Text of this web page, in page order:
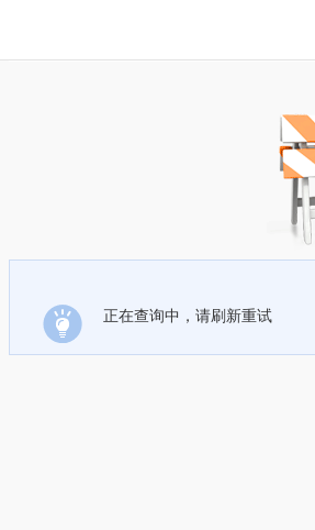
正在查询中，请刷新重试